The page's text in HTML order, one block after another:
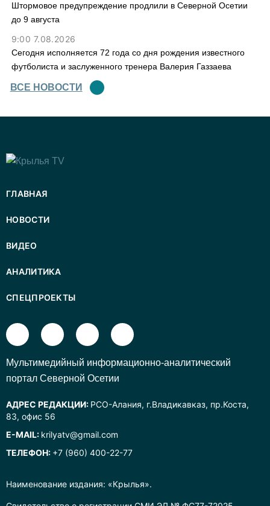
Штормовое предупреждение продлили в Северной Осетии
до 9 августа
9:00 7.08.2026
Сегодня исполняется 72 года со дня рождения известного
футболиста и заслуженного тренера Валерия Газзаева
ВСЕ НОВОСТИ
Наименование издания: «Крылья».
ГЛАВНАЯ
НОВОСТИ
ВИДЕО
АНАЛИТИКА
СПЕЦПРОЕКТЫ
Mультимедийный информационно-аналитический
портал Северной Осетии
АДРЕС РЕДАКЦИИ: РСО-Алания, г.Владикавказ, пр.Коста,
83, офис 56
E-MAIL: krilyatv@gmail.com
ТЕЛЕФОН: +7 (960) 400-22-77